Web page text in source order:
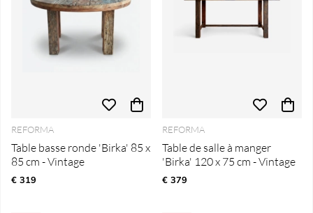
REFORMA
Table basse ronde 'Birka' 85 x
85 cm - Vintage
€ 319
REFORMA
Table de salle à manger
'Birka' 120 x 75 cm - Vintage
€ 379